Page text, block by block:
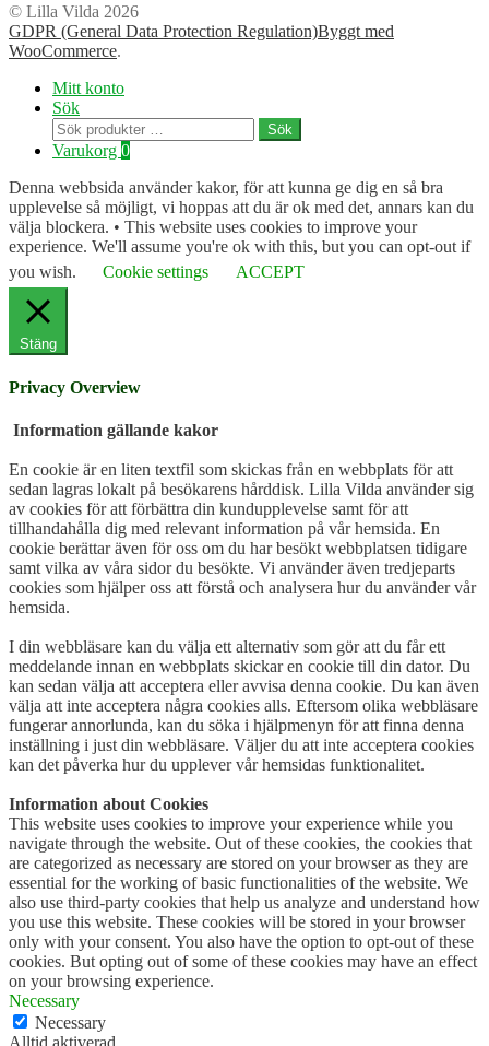
© Lilla Vilda 2026
GDPR (General Data Protection Regulation)Byggt med
WooCommerce.
Mitt konto
Sök
Sök
efter:
Sök
Varukorg 0
Denna webbsida använder kakor, för att kunna ge dig en så bra
upplevelse så möjligt, vi hoppas att du är ok med det, annars kan du
välja blockera. • This website uses cookies to improve your
experience. We'll assume you're ok with this, but you can opt-out if
you wish.
Cookie settings ACCEPT
Stäng
Privacy Overview
Information gällande kakor
En cookie är en liten textfil som skickas från en webbplats för att
sedan lagras lokalt på besökarens hårddisk. Lilla Vilda använder sig
av cookies för att förbättra din kundupplevelse samt för att
tillhandahålla dig med relevant information på vår hemsida. En
cookie berättar även för oss om du har besökt webbplatsen tidigare
samt vilka av våra sidor du besökte. Vi använder även tredjeparts
cookies som hjälper oss att förstå och analysera hur du använder vår
hemsida.
I din webbläsare kan du välja ett alternativ som gör att du får ett
meddelande innan en webbplats skickar en cookie till din dator. Du
kan sedan välja att acceptera eller avvisa denna cookie. Du kan även
välja att inte acceptera några cookies alls. Eftersom olika webbläsare
fungerar annorlunda, kan du söka i hjälpmenyn för att finna denna
inställning i just din webbläsare. Väljer du att inte acceptera cookies
kan det påverka hur du upplever vår hemsidas funktionalitet.
Information about Cookies
This website uses cookies to improve your experience while you
navigate through the website. Out of these cookies, the cookies that
are categorized as necessary are stored on your browser as they are
essential for the working of basic functionalities of the website. We
also use third-party cookies that help us analyze and understand how
you use this website. These cookies will be stored in your browser
only with your consent. You also have the option to opt-out of these
cookies. But opting out of some of these cookies may have an effect
on your browsing experience.
Necessary
Necessary